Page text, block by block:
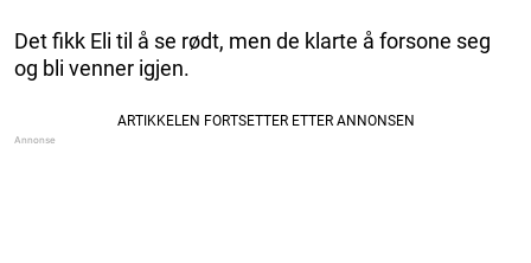
Det fikk Eli til å se rødt, men de klarte å forsone seg
og bli venner igjen.